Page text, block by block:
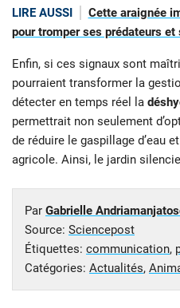
LIRE AUSSI
Cette araignée
pour tromper ses prédateurs et
Enfin, si ces signaux sont
pourraient transformer la
détecter en temps réel la
permettrait non seulement
de réduire le gaspillage d’eau
agricole. Ainsi, le jardin
Par Gabrielle
Source: Sciencepost
Étiquettes: communication,
Catégories: Actualités,